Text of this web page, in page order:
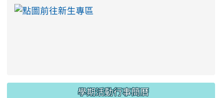
學期活動行事簡曆